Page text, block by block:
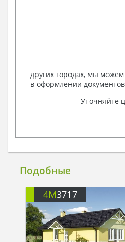
других городах, мы
в оформлении
Уточняйте
Подобные
4M3717